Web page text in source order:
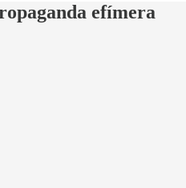
efímera